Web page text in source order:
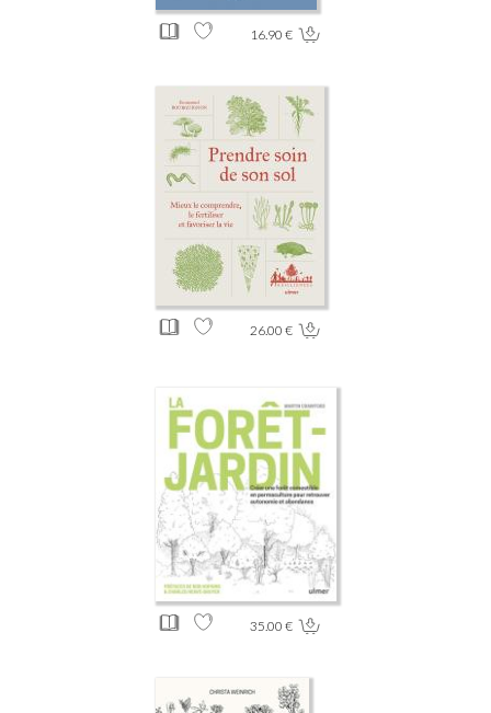
16.90 €
26.00 €
35.00 €